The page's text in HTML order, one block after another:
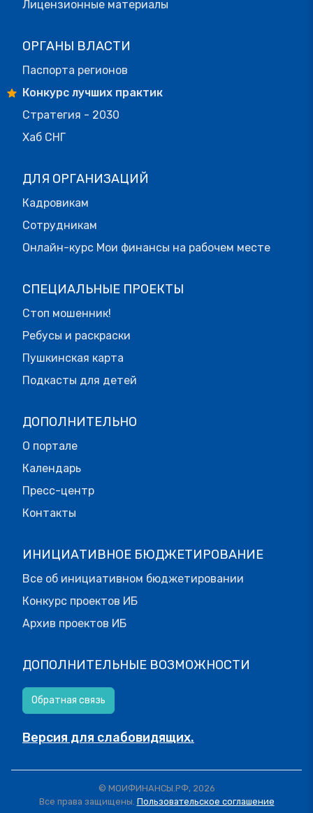
Лицензионные материалы
ОРГАНЫ ВЛАСТИ
Паспорта регионов
Конкурс лучших практик
Стратегия - 2030
Хаб СНГ
ДЛЯ ОРГАНИЗАЦИЙ
Кадровикам
Сотрудникам
Онлайн-курс Мои финансы на рабочем месте
СПЕЦИАЛЬНЫЕ ПРОЕКТЫ
Стоп мошенник!
Ребусы и раскраски
Пушкинская карта
Подкасты для детей
ДОПОЛНИТЕЛЬНО
О портале
Календарь
Пресс-центр
Контакты
ИНИЦИАТИВНОЕ БЮДЖЕТИРОВАНИЕ
Все об инициативном бюджетировании
Конкурс проектов ИБ
Архив проектов ИБ
ДОПОЛНИТЕЛЬНЫЕ ВОЗМОЖНОСТИ
Обратная связь
Версия для слабовидящих.
© МОИФИНАНСЫ.РФ, 2026
Все права защищены. Пользовательское соглашение